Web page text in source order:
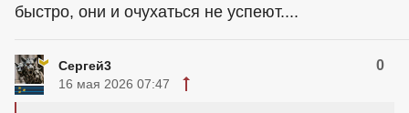
быстро, они и очухаться не успеют....
Сергей3 0
16 мая 2026 07:47